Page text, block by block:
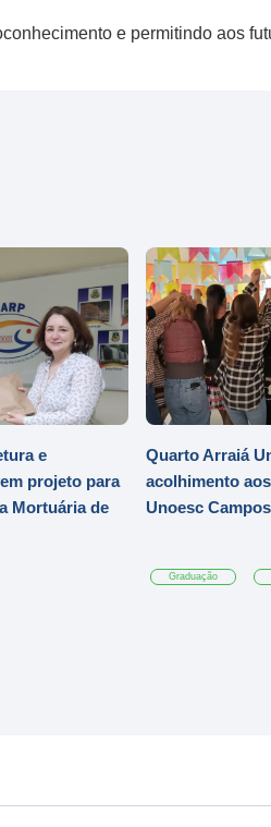
e permitindo aos
e
projeto para
Mortuária de
Quarto Arraiá
acolhimento
Unoesc
Graduação